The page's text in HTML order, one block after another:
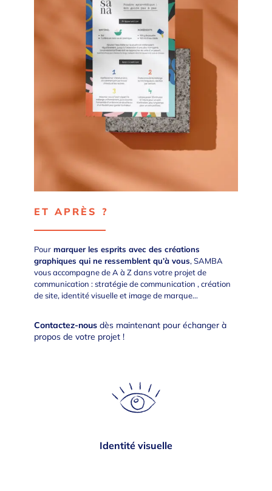
ET APRÈS ?
Pour marquer les esprits avec des créations
graphiques qui ne ressemblent qu’à vous, SAMBA
vous accompagne de A à Z dans votre projet de
communication :stratégie de communication , création
de site, identité visuelleet image de marque…
Contactez-nous dès maintenant pour échanger à
propos de votre projet !
Identité visuelle